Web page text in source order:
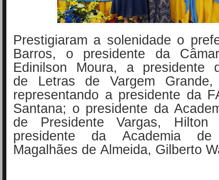
Prestigiaram a solenidade o
Barros, o presidente da
Edinilson Moura, a presidente
de Letras de Vargem
representando a presidente da
Santana; o presidente da
de Presidente Vargas,
presidente da Academia
Magalhães de Almeida, Gilberto